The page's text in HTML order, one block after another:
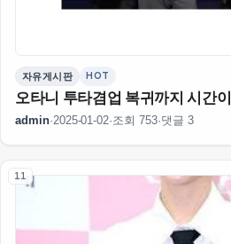
자유게시판 HOT
오타니 투타겸업 복귀까지 시간
admin·2025-01-02·조회 753·댓글 3
11